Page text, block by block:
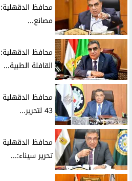
محافظ
مصانع...
القافلة الطبية...
محافظ الدقهلية
43 لتحرير...
محافظ
تحرير سيناء:...